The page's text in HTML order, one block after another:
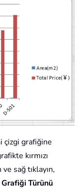
çizgi grafiğine
kırmızı
sağ tıklayın,
Türünü